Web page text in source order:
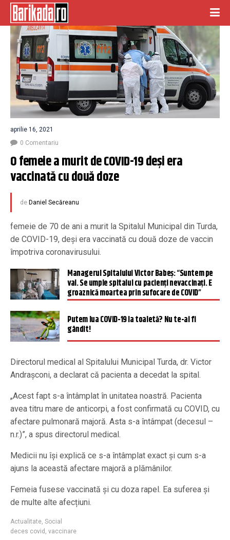
aprilie 16, 2021
0 Comentariu
O femeie a murit de COVID-19 deși era
vaccinată cu două doze
de Daniel Secăreanu
femeie de 70 de ani a murit la Spitalul Municipal din Turda,
de COVID-19, deși era vaccinată cu două doze de vaccin
împotriva coronavirusului.
Managerul Spitalului Victor Babeș: “Suntem pe
val. Se umple spitalul cu pacienți nevaccinați. E
groaznică moartea prin sufocare de COVID”
Putem lua COVID-19 la toaletă? Nu te-ai fi
gândit!
Directorul medical al Spitalului Municipal Turda, dr. Victor
Andrașconi, a declarat că pacienta a decedat la spital.
„Acest fapt s-a întâmplat în unitatea noastră. Pacienta
avea titru mare de anticorpi, a fost confirmată cu COVID, cu
afectare pulmonară majoră. Asta s-a întâmpat (decesul –
n.r.)”, a spus directorul medical.
Medicii nu își explică ce s-a întâmplat exact și cum s-a
ajuns la această afectare majoră a plămânilor.
Femeia fusese vaccinată și cu doza rapel. Ea suferea și
de multe alte afecțiuni.
Actualitate Social
deces covid vaccinare